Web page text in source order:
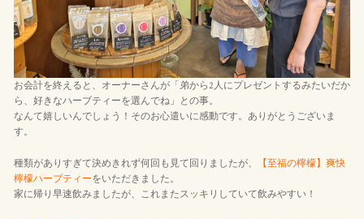
お会計を終えると、オーナーさんが「弟から2人にプレゼントするみたいだか
ら、好きなハーブティーを選んでね」との事。
なんて嬉しいんでしょう！そのお心遣いに感動です。ありがとうございま
す。
種類がありすぎて決めきれず何回も見て回りましたが、
【至福の檸檬】爽快
檸檬ハーブティーをいただきました。
家に帰り早速飲みましたが、これまたスッキリしていて飲みやすい！